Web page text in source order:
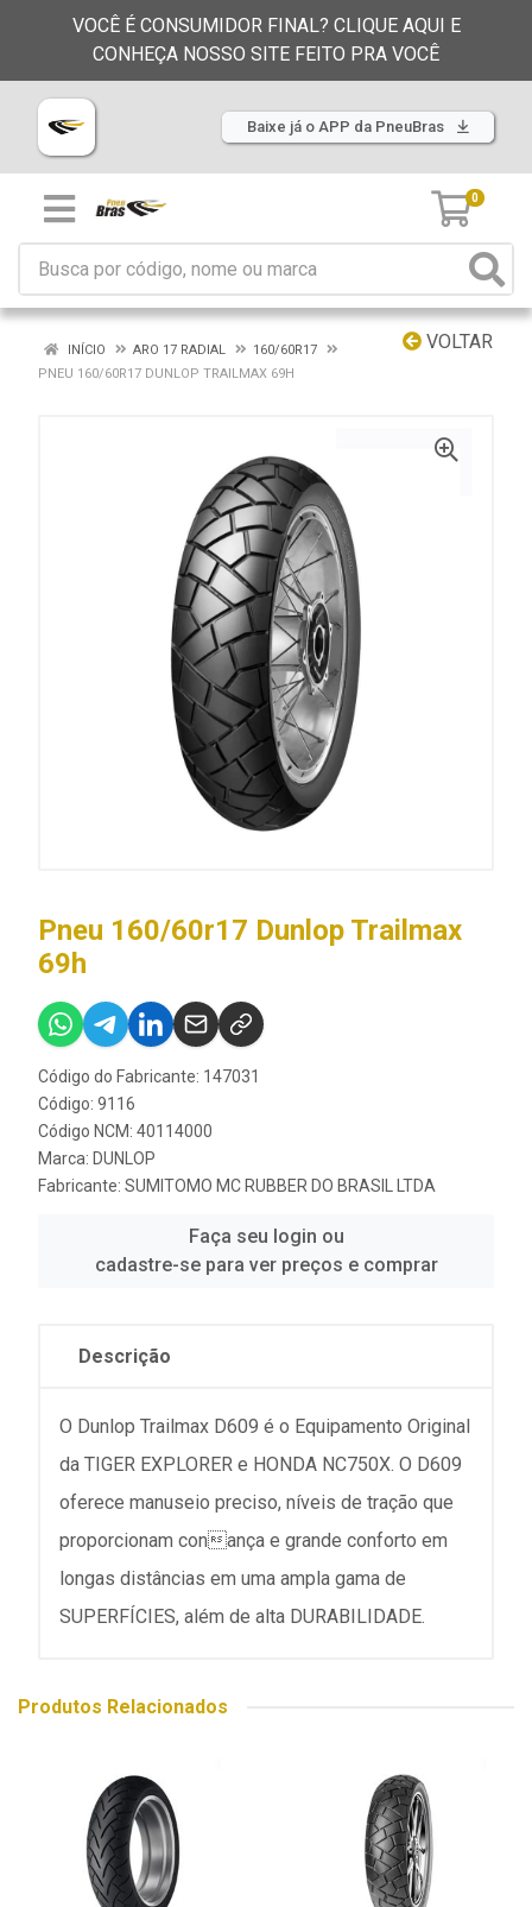
VOCÊ É CONSUMIDOR FINAL? CLIQUE AQUI E
CONHEÇA NOSSO SITE FEITO PRA VOCÊ
Baixe já o APP da PneuBras
0
VOLTAR
INÍCIO ARO 17 RADIAL
160/60R17
PNEU 160/60R17 DUNLOP TRAILMAX 69H
Pneu 160/60r17 Dunlop Trailmax
69h
Código do Fabricante: 147031
Código: 9116
Código NCM: 40114000
Marca: DUNLOP
Fabricante: SUMITOMO MC RUBBER DO BRASIL LTDA
Faça seu login ou
cadastre-se para ver preços e comprar
Descrição
O Dunlop Trailmax D609 é o Equipamento Original
da TIGER EXPLORER e HONDA NC750X. O D609
oferece manuseio preciso, níveis de tração que
proporcionam conança e grande conforto em
longas distâncias em uma ampla gama de
SUPERFÍCIES, além de alta DURABILIDADE.
Produtos Relacionados